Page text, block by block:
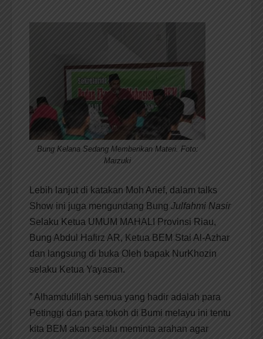
Bung Kelana Sedang Memberikan Materi. Foto:
Marzuki
Lebih lanjut di katakan Moh Arief, dalam talks
Show ini juga mengundang Bung Julfahmi Nasir
Selaku Ketua UMUM MAHALI Provinsi Riau,
Bung Abdul Hafirz AR, Ketua BEM Stai Al-Azhar
dan langsung di buka Oleh bapak NurKhozin
selaku Ketua Yayasan.
” Alhamdulillah semua yang hadir adalah para
Petinggi dan para tokoh di Bumi melayu ini tentu
kita BEM akan selalu meminta arahan agar